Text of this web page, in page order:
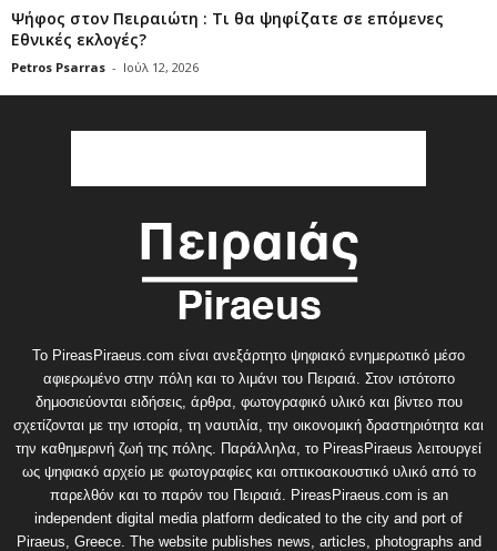
Ψήφος στον Πειραιώτη : Τι θα ψηφίζατε σε επόμενες
Εθνικές εκλογές?
Petros Psarras - Ιούλ 12, 2026
Το PireasPiraeus.com είναι ανεξάρτητο ψηφιακό ενημερωτικό μέσο
αφιερωμένο στην πόλη και το λιμάνι του Πειραιά. Στον ιστότοπο
δημοσιεύονται ειδήσεις, άρθρα, φωτογραφικό υλικό και βίντεο που
σχετίζονται με την ιστορία, τη ναυτιλία, την οικονομική δραστηριότητα και
την καθημερινή ζωή της πόλης. Παράλληλα, το PireasPiraeus λειτουργεί
ως ψηφιακό αρχείο με φωτογραφίες και οπτικοακουστικό υλικό από το
παρελθόν και το παρόν του Πειραιά. PireasPiraeus.com is an
independent digital media platform dedicated to the city and port of
Piraeus, Greece. The website publishes news, articles, photographs and